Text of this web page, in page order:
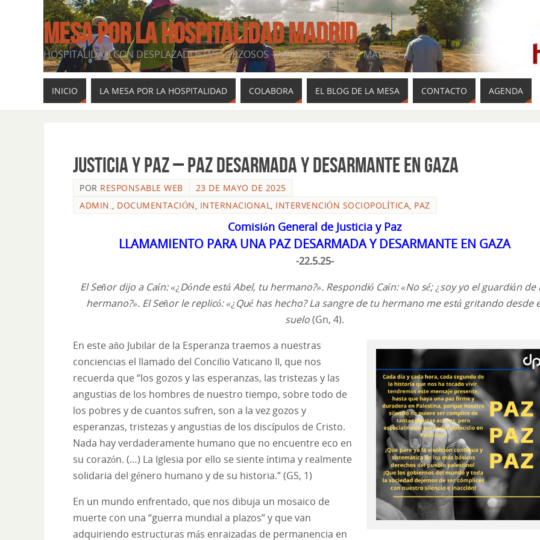
MESA POR LA HOSPITALIDAD MADRID
HOSPITALIDAD CON DESPLAZADOS/AS FORZOSOS - ARCHIDIÓCESIS DE MADRID
INICIO LA MESA POR LA HOSPITALIDAD COLABORA EL BLOG DE LA MESA CONTACTO AGENDA
Justicia y Paz – PAZ DESARMADA Y DESARMANTE EN GAZA
POR RESPONSABLE WEB
23 DE MAYO DE 2025
ADMIN., DOCUMENTACIÓN, INTERNACIONAL, INTERVENCIÓN SOCIOPOLÍTICA, PAZ
Comisión General de Justicia y Paz
LLAMAMIENTO PARA UNA PAZ DESARMADA Y DESARMANTE EN GAZA
-22.5.25-
El Señor dijo a Caín: «¿Dónde está Abel, tu hermano?». Respondió Caín: «No sé; ¿soy yo el guardián de
hermano?». El Señor le replicó: «¿Qué has hecho? La sangre de tu hermano me está gritando desde
suelo(Gn, 4).
En este año Jubilar de la Esperanza traemos a nuestras
conciencias el llamado del Concilio Vaticano II, que nos
recuerda que “los gozos y las esperanzas, las tristezas y las
angustias de los hombres de nuestro tiempo, sobre todo de
los pobres y de cuantos sufren, son a la vez gozos y
esperanzas, tristezas y angustias de los discípulos de Cristo.
Nada hay verdaderamente humano que no encuentre eco en
su corazón. (…) La Iglesia por ello se siente íntima y realmente
solidaria del género humano y de su historia.” (GS, 1)
En un mundo enfrentado, que nos dibuja un mosaico de
muerte con una “guerra mundial a plazos” y que van
adquiriendo estructuras más enraizadas de permanencia en